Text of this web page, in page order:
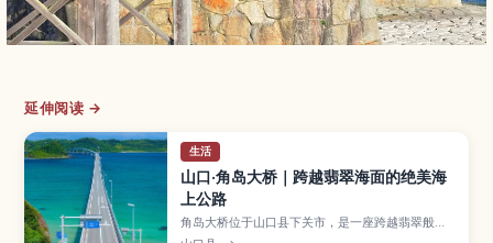
延伸阅读 →
生活
山口·角岛大桥｜跨越翡翠海面的绝美海
上公路
角岛大桥位于山口县下关市，是一座跨越翡翠般的
日本海、连结丰北町与角岛的人气海上大桥。文章